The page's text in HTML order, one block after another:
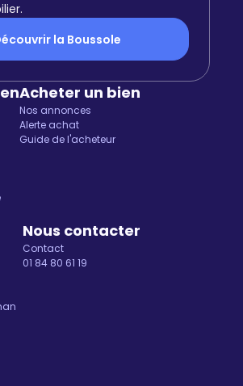
la Boussole
Acheter un bien
Nos annonces
Alerte achat
Guide de l'acheteur
Nous contacter
Contact
01 84 80 61 19